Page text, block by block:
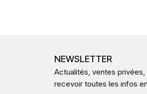
NEWSLETTER
Actualités, ventes
recevoir toutes les infos